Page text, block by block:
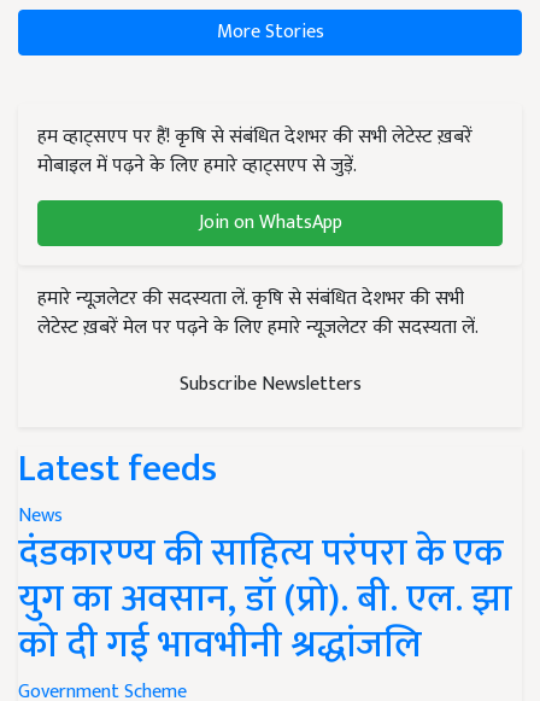
More Stories
हम व्हाट्सएप पर हैं! कृषि से संबंधित देशभर की सभी लेटेस्ट ख़बरें
मोबाइल में पढ़ने के लिए हमारे व्हाट्सएप से जुड़ें.
Join on WhatsApp
हमारे न्यूज़लेटर की सदस्यता लें. कृषि से संबंधित देशभर की सभी
लेटेस्ट ख़बरें मेल पर पढ़ने के लिए हमारे न्यूज़लेटर की सदस्यता लें.
Subscribe Newsletters
Latest feeds
News
दंडकारण्य की साहित्य परंपरा के एक
युग का अवसान, डॉ (प्रो). बी. एल. झा
को दी गई भावभीनी श्रद्धांजलि
Government Scheme